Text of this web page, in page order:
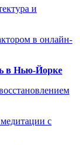
и
в онлайн-
в Нью-Йорке
с